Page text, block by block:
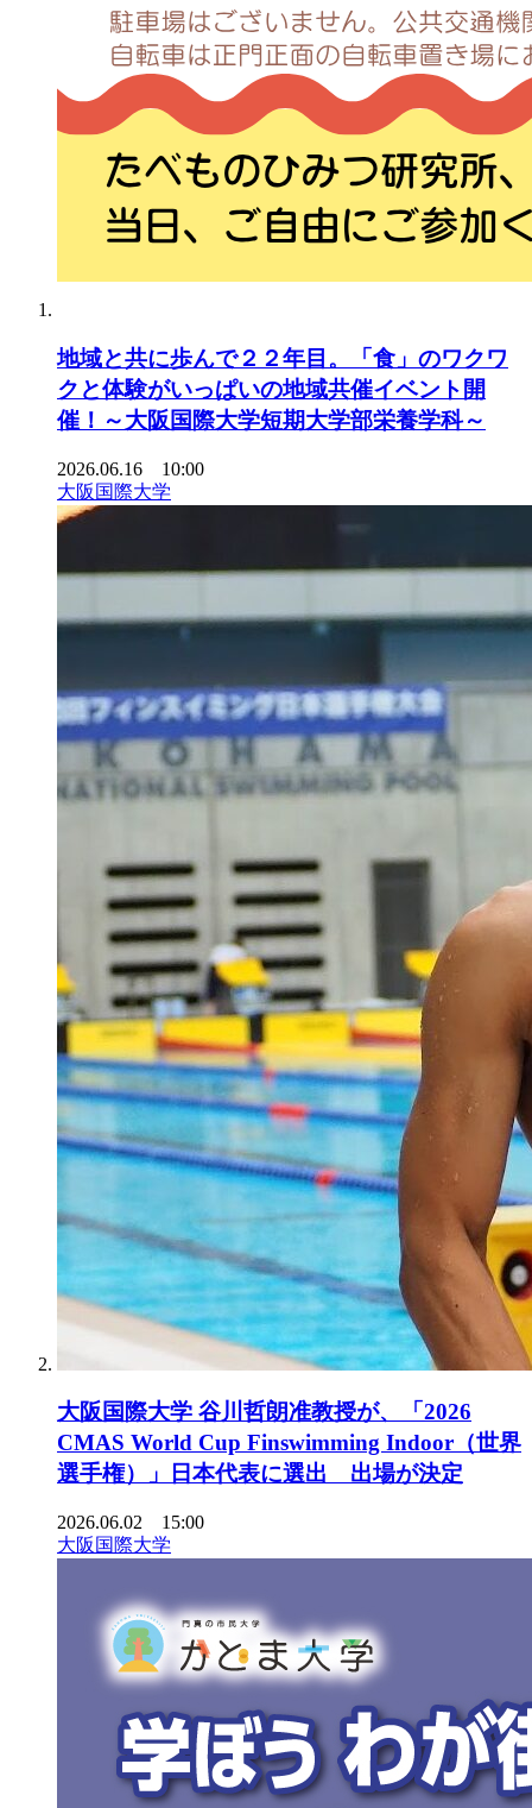
地域と共に歩んで２２年目。「食」のワクワ
クと体験がいっぱいの地域共催イベント開
催！～大阪国際大学短期大学部栄養学科～
2026.06.16 10:00
大阪国際大学
大阪国際大学 谷川哲朗准教授が、「2026
CMAS World Cup Finswimming Indoor（世界
選手権）」日本代表に選出 出場が決定
2026.06.02 15:00
大阪国際大学